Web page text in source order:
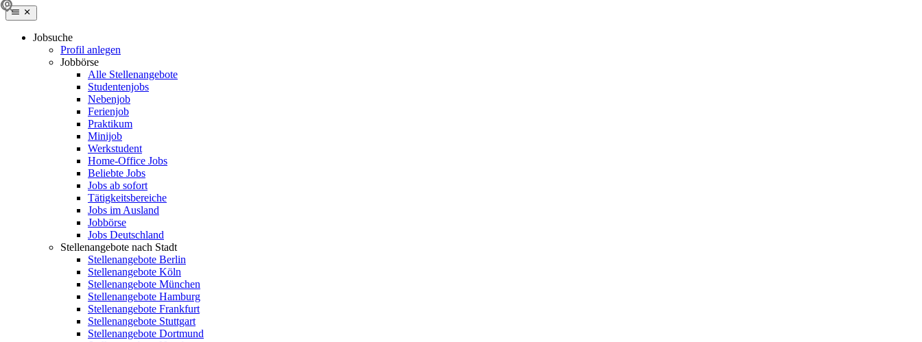
Jobsuche
Profil anlegen
Jobbörse
Alle Stellenangebote
Studentenjobs
Nebenjob
Ferienjob
Praktikum
Minijob
Werkstudent
Home-Office Jobs
Beliebte Jobs
Jobs ab sofort
Tätigkeitsbereiche
Jobs im Ausland
Jobbörse
Jobs Deutschland
Stellenangebote nach Stadt
Stellenangebote Berlin
Stellenangebote Köln
Stellenangebote München
Stellenangebote Hamburg
Stellenangebote Frankfurt
Stellenangebote Stuttgart
Stellenangebote Dortmund